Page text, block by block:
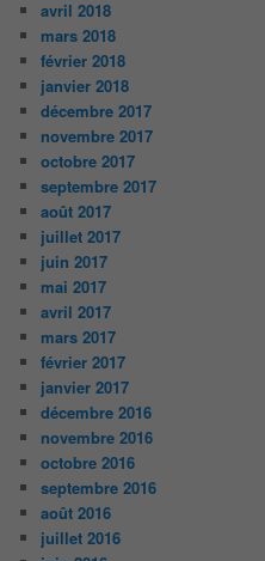
avril 2018
mars 2018
février 2018
janvier 2018
décembre 2017
novembre 2017
octobre 2017
septembre 2017
août 2017
juillet 2017
juin 2017
mai 2017
avril 2017
mars 2017
février 2017
janvier 2017
décembre 2016
novembre 2016
octobre 2016
septembre 2016
août 2016
juillet 2016